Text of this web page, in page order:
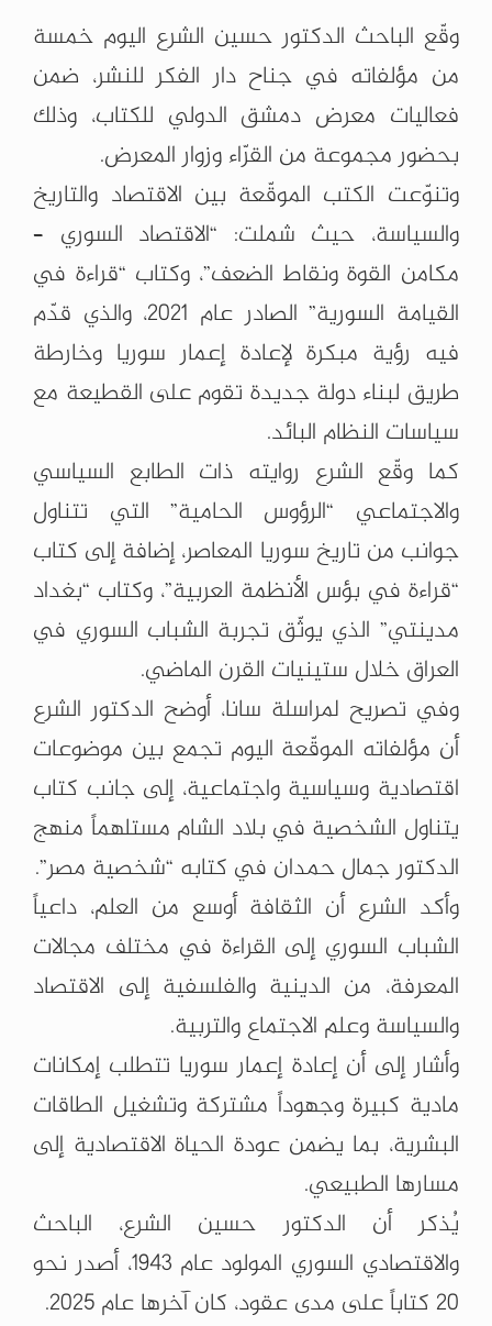
وقّع الباحث الدكتور حسين الشرع اليوم خمسة
من مؤلفاته في جناح دار الفكر للنشر، ضمن
فعاليات معرض دمشق الدولي للكتاب، وذلك
بحضور مجموعة من القرّاء وزوار المعرض.
وتنوّعت الكتب الموقّعة بين الاقتصاد والتاريخ
والسياسة، حيث شملت: “الاقتصاد السوري –
مكامن القوة ونقاط الضعف”، وكتاب “قراءة في
القيامة السورية” الصادر عام 2021، والذي قدّم
فيه رؤية مبكرة لإعادة إعمار سوريا وخارطة
طريق لبناء دولة جديدة تقوم على القطيعة مع
سياسات النظام البائد.
كما وقّع الشرع روايته ذات الطابع السياسي
والاجتماعي “الرؤوس الحامية” التي تتناول
جوانب من تاريخ سوريا المعاصر، إضافة إلى كتاب
“قراءة في بؤس الأنظمة العربية”، وكتاب “بغداد
مدينتي” الذي يوثّق تجربة الشباب السوري في
العراق خلال ستينيات القرن الماضي.
وفي تصريح لمراسلة سانا، أوضح الدكتور الشرع
أن مؤلفاته الموقّعة اليوم تجمع بين موضوعات
اقتصادية وسياسية واجتماعية، إلى جانب كتاب
يتناول الشخصية في بلاد الشام مستلهماً منهج
الدكتور جمال حمدان في كتابه “شخصية مصر”.
وأكد الشرع أن الثقافة أوسع من العلم، داعياً
الشباب السوري إلى القراءة في مختلف مجالات
المعرفة، من الدينية والفلسفية إلى الاقتصاد
والسياسة وعلم الاجتماع والتربية.
وأشار إلى أن إعادة إعمار سوريا تتطلب إمكانات
مادية كبيرة وجهوداً مشتركة وتشغيل الطاقات
البشرية، بما يضمن عودة الحياة الاقتصادية إلى
مسارها الطبيعي.
يُذكر أن الدكتور حسين الشرع، الباحث
والاقتصادي السوري المولود عام 1943، أصدر نحو
20 كتاباً على مدى عقود، كان آخرها عام 2025.